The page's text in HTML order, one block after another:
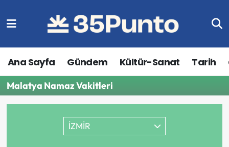
Ana Sayfa Gündem Kültür-Sanat Tarih
Malatya Namaz Vakitleri
İZMİR